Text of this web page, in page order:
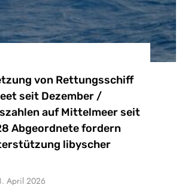
von Rettungsschiff
seit Dezember /
auf Mittelmeer seit
Abgeordnete fordern
libyscher
April 2026